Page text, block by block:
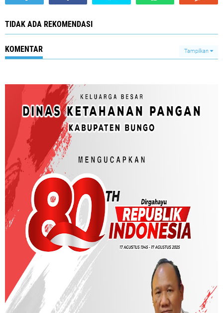
TIDAK ADA REKOMENDASI
KOMENTAR Tampilkan